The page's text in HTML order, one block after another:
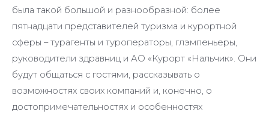
была такой большой и разнообразной: более
пятнадцати представителей туризма и курортной
сферы – турагенты и туроператоры, глэмпеньеры,
руководители здравниц и АО «Курорт «Нальчик». Они
будут общаться с гостями, рассказывать о
возможностях своих компаний и, конечно, о
достопримечательностях и особенностях